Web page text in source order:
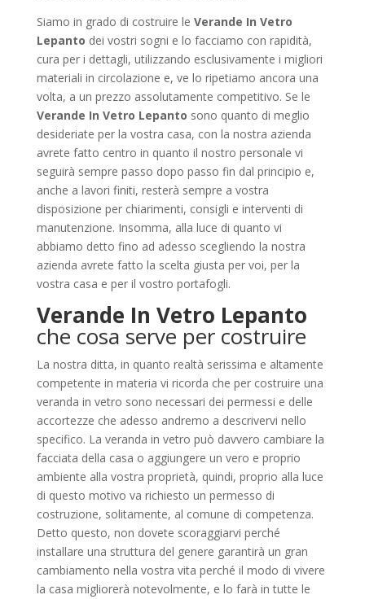
Siamo in grado di costruire le Verande In Vetro
Lepanto dei vostri sogni e lo facciamo con rapidità,
cura per i dettagli, utilizzando esclusivamente i migliori
materiali in circolazione e, ve lo ripetiamo ancora una
volta, a un prezzo assolutamente competitivo. Se le
Verande In Vetro Lepanto sono quanto di meglio
desideriate per la vostra casa, con la nostra azienda
avrete fatto centro in quanto il nostro personale vi
seguirà sempre passo dopo passo fin dal principio e,
anche a lavori finiti, resterà sempre a vostra
disposizione per chiarimenti, consigli e interventi di
manutenzione. Insomma, alla luce di quanto vi
abbiamo detto fino ad adesso scegliendo la nostra
azienda avrete fatto la scelta giusta per voi, per la
vostra casa e per il vostro portafogli.
Verande In Vetro Lepanto
che cosa serve per costruire
La nostra ditta, in quanto realtà serissima e altamente
competente in materia vi ricorda che per costruire una
veranda in vetro sono necessari dei permessi e delle
accortezze che adesso andremo a descrivervi nello
specifico. La veranda in vetro può davvero cambiare la
facciata della casa o aggiungere un vero e proprio
ambiente alla vostra proprietà, quindi, proprio alla luce
di questo motivo va richiesto un permesso di
costruzione, solitamente, al comune di competenza.
Detto questo, non dovete scoraggiarvi perché
installare una struttura del genere garantirà un gran
cambiamento nella vostra vita perché il modo di vivere
la casa migliorerà notevolmente, e lo farà in tutte le